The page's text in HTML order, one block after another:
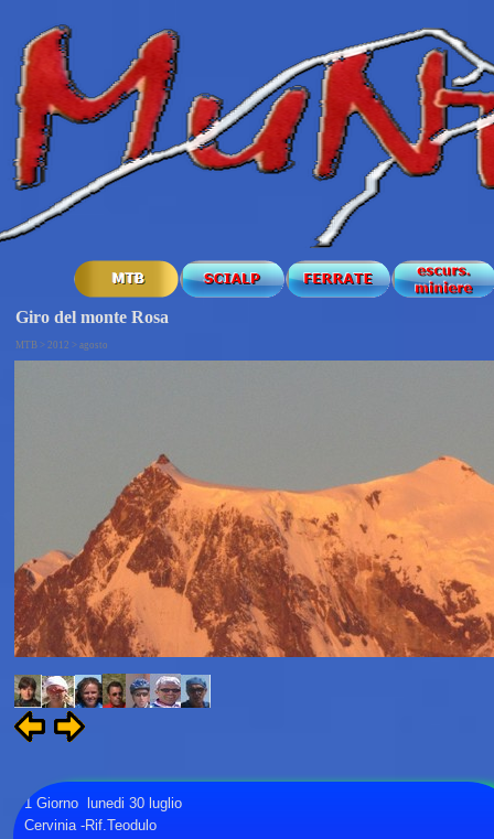
Giro del monte Rosa
MTB > 2012 > agosto
1 Giorno lunedi 30 luglio
Cervinia -Rif.Teodulo